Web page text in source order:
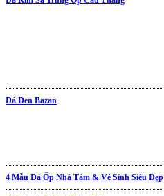
Đá Đen Bazan
4 Mẫu Đá Ốp Nhà Tắm & Vệ Sinh Siêu Đẹp